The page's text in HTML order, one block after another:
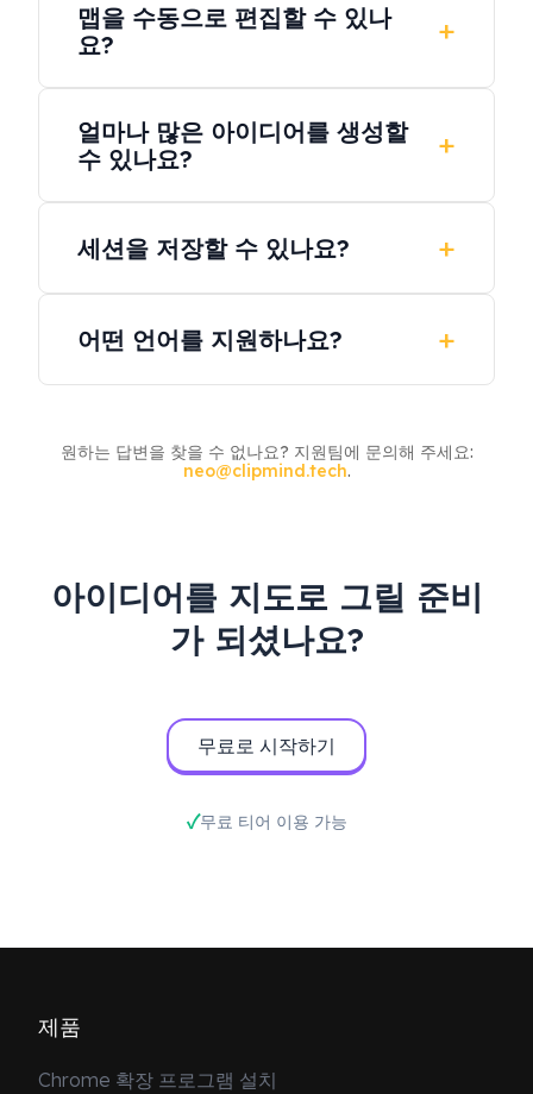
더 광범위한 사용을 위해 언제든지 업그레이드
할 수 있습니다.
맵을 수동으로 편집할 수 있나
요?
인스토밍을 완전히 맞춤 설정할 수 있습니다.
얼마나 많은 아이디어를 생성할
수 있나요?
턴트를 통해 지속적으로 확장할 수 있습니다.
세션을 저장할 수 있나요?
에 자동으로 저장됩니다.
어떤 언어를 지원하나요?
원하는 답변을 찾을 수 없나요? 지원팀에 문의해 주세요:
neo@clipmind.tech.
아이디어를 지도로 그릴 준비
가 되셨나요?
무료로 시작하기
무료 티어 이용 가능
제품
Chrome 확장 프로그램 설치